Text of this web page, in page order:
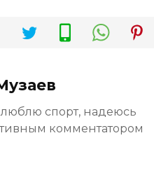
люблю спорт, надеюсь
комментатором